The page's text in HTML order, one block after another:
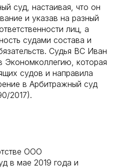
суд, настаивая, что он
и указав на разный
лиц, а
судами состава и
Судья ВС Иван
Экономколлегию, которая
судов и направила
в Арбитражный суд
2017).
ООО
в мае 2019 года и